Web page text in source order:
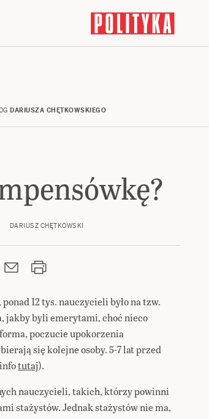
DARIUSZA CHĘTKOWSKIEGO
DARIUSZ CHĘTKOWSKI
12 tys. nauczycieli było na tzw.
jakby byli emerytami, choć nieco
poczucie upokorzenia
się kolejne osoby. 5-7 lat przed
tutaj).
nauczycieli, takich, którzy powinni
stażystów. Jednak stażystów nie ma,